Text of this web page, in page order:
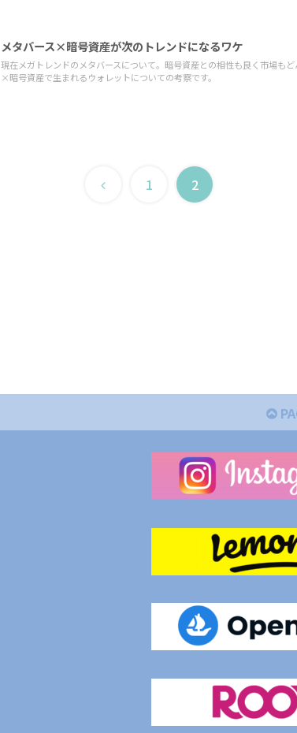
メタバース×暗号資産が次のトレンドになるワケ
現在メガトレンドのメタバースについて。暗号資産との相性も良く市場も
×暗号資産で生まれるウォレットについての考察です。
1 2